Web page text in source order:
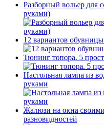
Разборный вольер для
руками)
12 вариантов
Тюнинг топора. 5
Настольная лампа из
руками
Жалюзи на окна
разновидностей